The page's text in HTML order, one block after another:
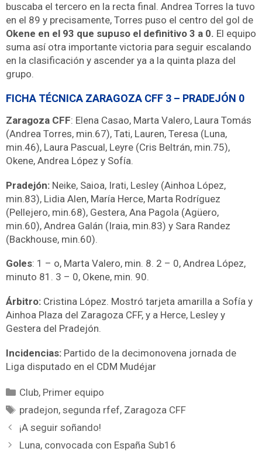
buscaba el tercero en la recta final. Andrea Torres la tuvo
en el 89 y precisamente, Torres puso el centro del gol de
Okene en el 93 que supuso el definitivo 3 a 0. El equipo
suma así otra importante victoria para seguir escalando
en la clasificación y ascender ya a la quinta plaza del
grupo.
FICHA TÉCNICA ZARAGOZA CFF 3 – PRADEJÓN 0
Zaragoza CFF: Elena Casao, Marta Valero, Laura Tomás
(Andrea Torres, min.67), Tati, Lauren, Teresa (Luna,
min.46), Laura Pascual, Leyre (Cris Beltrán, min.75),
Okene, Andrea López y Sofía.
Pradejón: Neike, Saioa, Irati, Lesley (Ainhoa López,
min.83), Lidia Alen, María Herce, Marta Rodríguez
(Pellejero, min.68), Gestera, Ana Pagola (Agüero,
min.60), Andrea Galán (Iraia, min.83) y Sara Randez
(Backhouse, min.60).
Goles: 1 – o, Marta Valero, min. 8. 2 – 0, Andrea López,
minuto 81. 3 – 0, Okene, min. 90.
Árbitro: Cristina López. Mostró tarjeta amarilla a Sofía y
Ainhoa Plaza del Zaragoza CFF, y a Herce, Lesley y
Gestera del Pradejón.
Incidencias: Partido de la decimonovena jornada de
Liga disputado en el CDM Mudéjar
Club, Primer equipo
pradejon,segunda rfef, Zaragoza CFF
¡A seguir soñando!
Luna, convocada con España Sub16